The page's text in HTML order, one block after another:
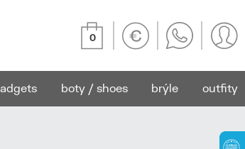
0
boty / shoes brýle outfity